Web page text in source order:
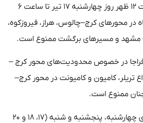
موتورسیکلت‌ها از ساعت ۱۲ ظهر روز چهارشنبه ۱۷ تیر تا ساعت ۶
شنبه ۲۰ تیرماه در محورهای کرج–چالوس، هراز، فیروزکوه،
مشهد و مسیرهای برگشت ممنوع است.
در خصوص محدودیت‌های محور کرج –
تریلر، کامیون و کامیونت در محور کرج–
ممنوع است.
وی ادامه داد: در روزهای چهارشنبه، پنجشنبه و شنبه (۱۷، ۱۸ و ۲۰